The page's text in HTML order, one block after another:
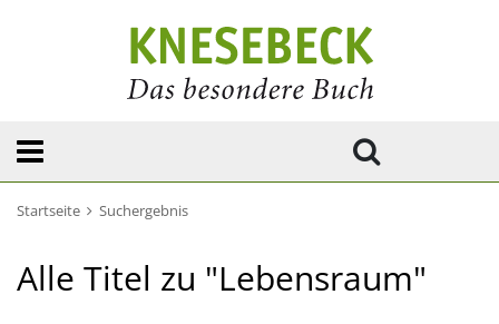
Startseite Suchergebnis
Alle Titel zu "Lebensraum"